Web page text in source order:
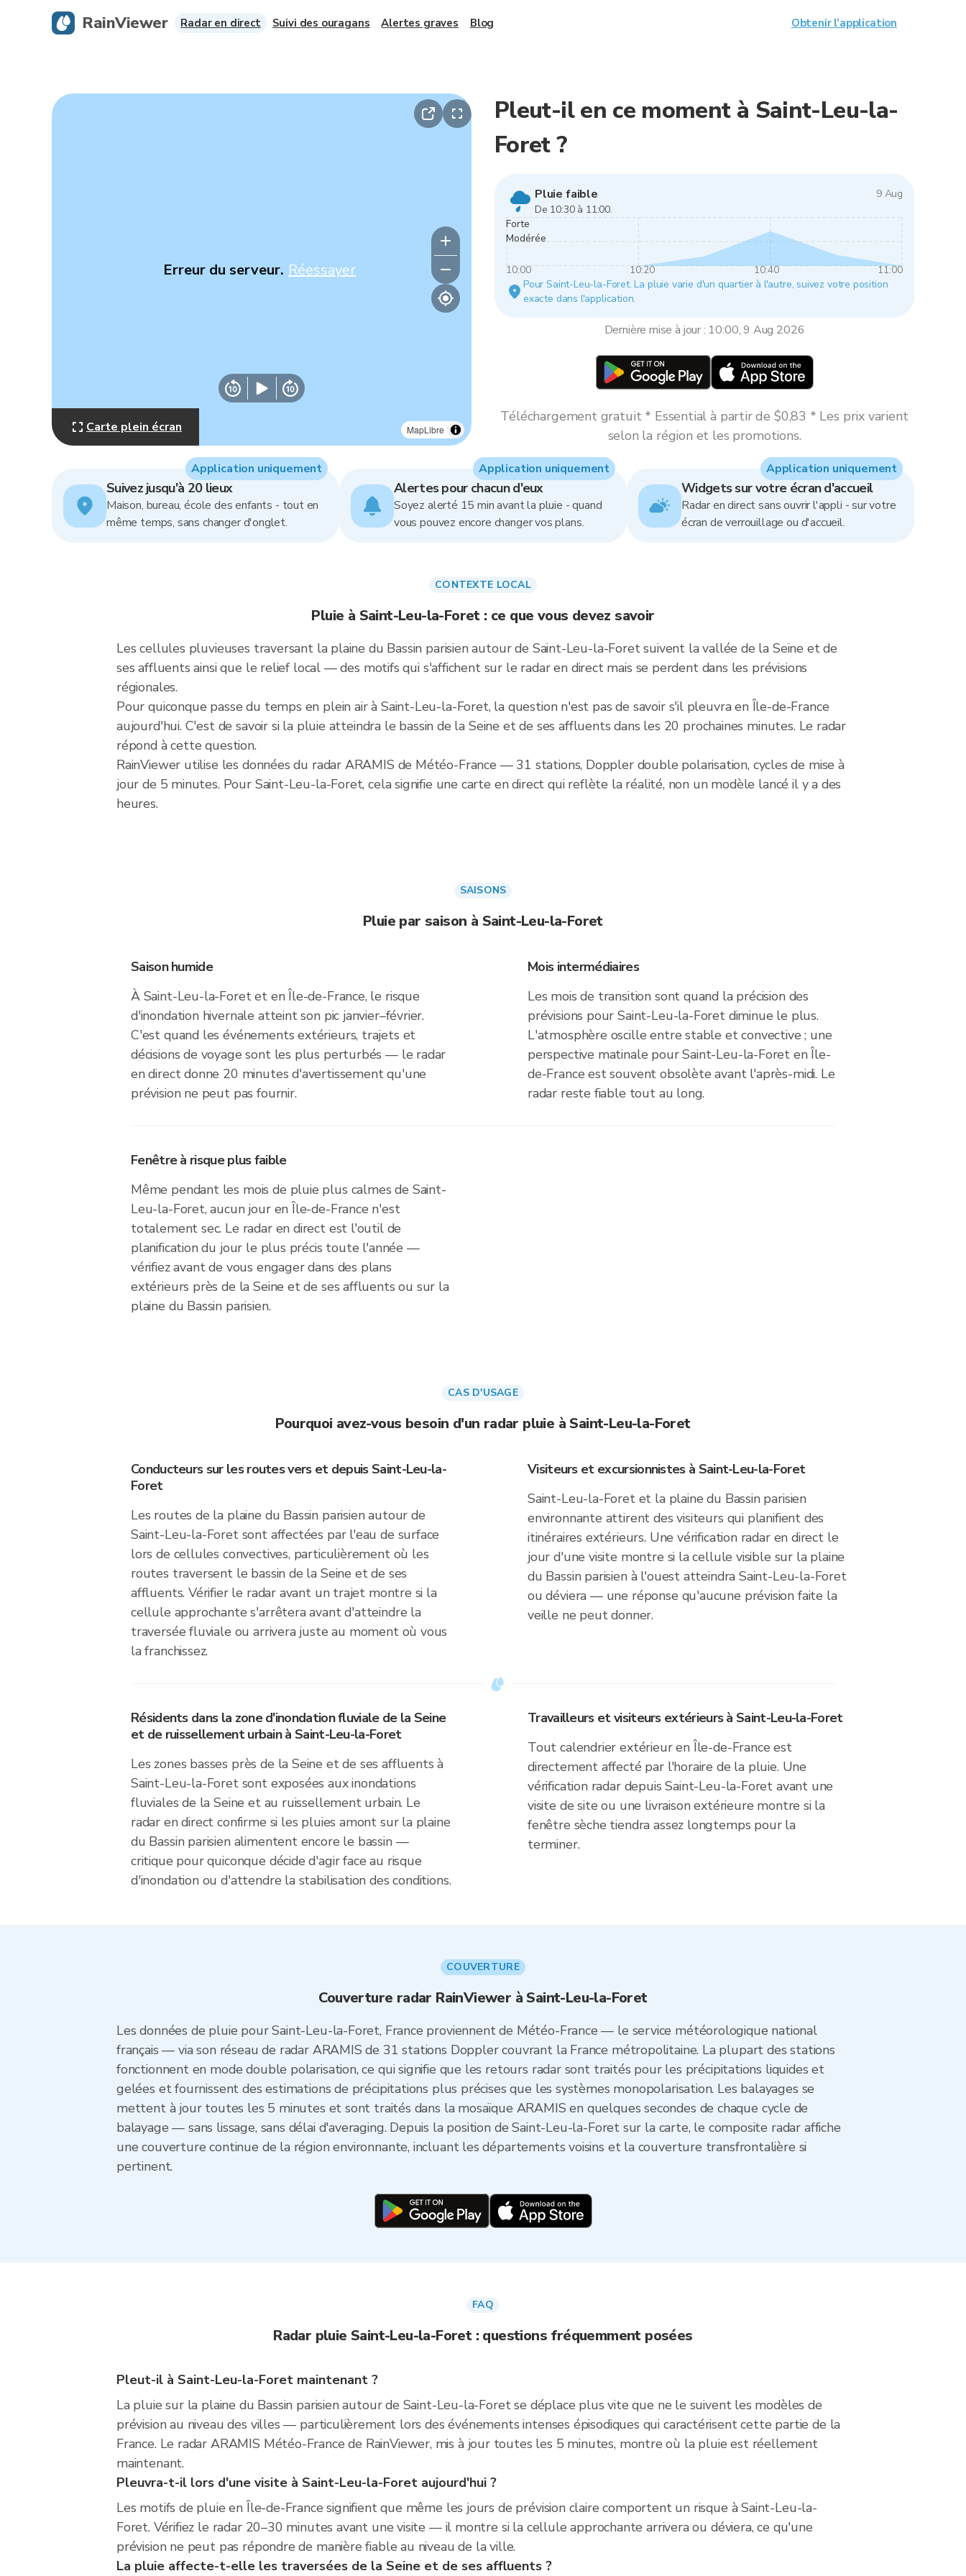
MapLibre
Erreur du serveur. Réessayer
Carte plein écran
Pleut-il en ce moment à Saint-Leu-la-
Foret ?
Pluie faible
9 Aug
De 10:30 à 11:00.
Forte
Modérée
10:00 10:20 10:40
11:00
Pour Saint-Leu-la-Foret. La pluie varie d'un quartier à l'autre, suivez votre position
exacte dans l'application.
Dernière mise à jour : 10:00, 9 Aug 2026
Téléchargement gratuit * Essential à partir de $0,83 * Les prix varient
selon la région et les promotions.
Suivez jusqu'à 20 lieux
Maison, bureau, école des enfants - tout en
même temps, sans changer d'onglet.
Application uniquement
Alertes pour chacun d'eux
Soyez alerté 15 min avant la pluie - quand
vous pouvez encore changer vos plans.
Application uniquement
Widgets sur votre écran d'accueil
Radar en direct sans ouvrir l'appli - sur votre
écran de verrouillage ou d'accueil.
Application uniquement
CONTEXTE LOCAL
Pluie à Saint-Leu-la-Foret : ce que vous devez savoir
Les cellules pluvieuses traversant la plaine du Bassin parisien autour de Saint-Leu-la-Foret suivent la vallée de la Seine et de
ses affluents ainsi que le relief local — des motifs qui s'affichent sur le radar en direct mais se perdent dans les prévisions
régionales.
Pour quiconque passe du temps en plein air à Saint-Leu-la-Foret, la question n'est pas de savoir s'il pleuvra en Île-de-France
aujourd'hui. C'est de savoir si la pluie atteindra le bassin de la Seine et de ses affluents dans les 20 prochaines minutes. Le radar
répond à cette question.
RainViewer utilise les données du radar ARAMIS de Météo-France — 31 stations, Doppler double polarisation, cycles de mise à
jour de 5 minutes. Pour Saint-Leu-la-Foret, cela signifie une carte en direct qui reflète la réalité, non un modèle lancé il y a des
heures.
SAISONS
Pluie par saison à Saint-Leu-la-Foret
Saison humide
À Saint-Leu-la-Foret et en Île-de-France, le risque
d'inondation hivernale atteint son pic janvier–février.
C'est quand les événements extérieurs, trajets et
décisions de voyage sont les plus perturbés — le radar
en direct donne 20 minutes d'avertissement qu'une
prévision ne peut pas fournir.
Mois intermédiaires
Les mois de transition sont quand la précision des
prévisions pour Saint-Leu-la-Foret diminue le plus.
L'atmosphère oscille entre stable et convective ; une
perspective matinale pour Saint-Leu-la-Foret en Île-
de-France est souvent obsolète avant l'après-midi. Le
radar reste fiable tout au long.
Fenêtre à risque plus faible
Même pendant les mois de pluie plus calmes de Saint-
Leu-la-Foret, aucun jour en Île-de-France n'est
totalement sec. Le radar en direct est l'outil de
planification du jour le plus précis toute l'année —
vérifiez avant de vous engager dans des plans
extérieurs près de la Seine et de ses affluents ou sur la
plaine du Bassin parisien.
CAS D'USAGE
Pourquoi avez-vous besoin d'un radar pluie à Saint-Leu-la-Foret
Conducteurs sur les routes vers et depuis Saint-Leu-la-
Foret
Les routes de la plaine du Bassin parisien autour de
Saint-Leu-la-Foret sont affectées par l'eau de surface
lors de cellules convectives, particulièrement où les
routes traversent le bassin de la Seine et de ses
affluents. Vérifier le radar avant un trajet montre si la
cellule approchante s'arrêtera avant d'atteindre la
traversée fluviale ou arrivera juste au moment où vous
la franchissez.
Visiteurs et excursionnistes à Saint-Leu-la-Foret
Saint-Leu-la-Foret et la plaine du Bassin parisien
environnante attirent des visiteurs qui planifient des
itinéraires extérieurs. Une vérification radar en direct le
jour d'une visite montre si la cellule visible sur la plaine
du Bassin parisien à l'ouest atteindra Saint-Leu-la-Foret
ou déviera — une réponse qu'aucune prévision faite la
veille ne peut donner.
Résidents dans la zone d'inondation fluviale de la Seine
et de ruissellement urbain à Saint-Leu-la-Foret
Les zones basses près de la Seine et de ses affluents à
Saint-Leu-la-Foret sont exposées aux inondations
fluviales de la Seine et au ruissellement urbain. Le
radar en direct confirme si les pluies amont sur la plaine
du Bassin parisien alimentent encore le bassin —
critique pour quiconque décide d'agir face au risque
d'inondation ou d'attendre la stabilisation des conditions.
Travailleurs et visiteurs extérieurs à Saint-Leu-la-Foret
Tout calendrier extérieur en Île-de-France est
directement affecté par l'horaire de la pluie. Une
vérification radar depuis Saint-Leu-la-Foret avant une
visite de site ou une livraison extérieure montre si la
fenêtre sèche tiendra assez longtemps pour la
terminer.
COUVERTURE
Couverture radar RainViewer à Saint-Leu-la-Foret
Les données de pluie pour Saint-Leu-la-Foret, France proviennent de Météo-France — le service météorologique national
français — via son réseau de radar ARAMIS de 31 stations Doppler couvrant la France métropolitaine. La plupart des stations
fonctionnent en mode double polarisation, ce qui signifie que les retours radar sont traités pour les précipitations liquides et
gelées et fournissent des estimations de précipitations plus précises que les systèmes monopolarisation. Les balayages se
mettent à jour toutes les 5 minutes et sont traités dans la mosaïque ARAMIS en quelques secondes de chaque cycle de
balayage — sans lissage, sans délai d'averaging. Depuis la position de Saint-Leu-la-Foret sur la carte, le composite radar affiche
une couverture continue de la région environnante, incluant les départements voisins et la couverture transfrontalière si
pertinent.
FAQ
Radar pluie Saint-Leu-la-Foret : questions fréquemment posées
Pleut-il à Saint-Leu-la-Foret maintenant ?
La pluie sur la plaine du Bassin parisien autour de Saint-Leu-la-Foret se déplace plus vite que ne le suivent les modèles de
prévision au niveau des villes — particulièrement lors des événements intenses épisodiques qui caractérisent cette partie de la
France. Le radar ARAMIS Météo-France de RainViewer, mis à jour toutes les 5 minutes, montre où la pluie est réellement
maintenant.
Pleuvra-t-il lors d'une visite à Saint-Leu-la-Foret aujourd'hui ?
Les motifs de pluie en Île-de-France signifient que même les jours de prévision claire comportent un risque à Saint-Leu-la-
Foret. Vérifiez le radar 20–30 minutes avant une visite — il montre si la cellule approchante arrivera ou déviera, ce qu'une
prévision ne peut pas répondre de manière fiable au niveau de la ville.
La pluie affecte-t-elle les traversées de la Seine et de ses affluents ?
RainViewer Radar en direct Suivi des ouragans Alertes graves Blog Obtenir l’application